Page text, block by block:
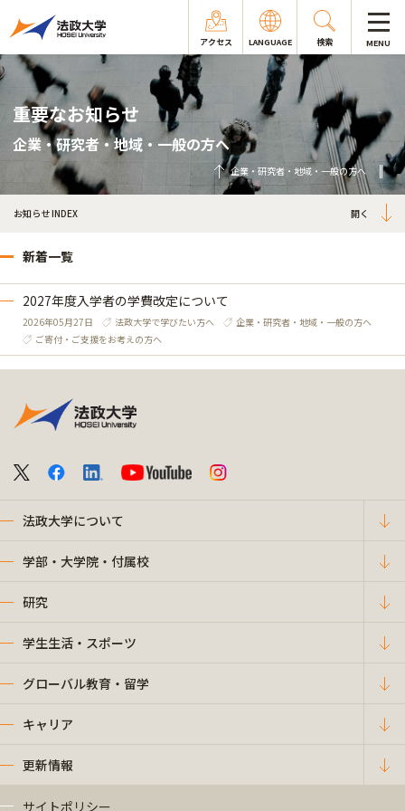
アクセス LANGUAGE 検索 MENU
重要なお知らせ
企業・研究者・地域・一般の方へ
企業・研究者・地域・一般の方へ
お知らせ INDEX
新着一覧
2027年度入学者の学費改定について
2026年05月27日 法政大学で学びたい方へ
企業・研究者・地域・一般の方へ
ご寄付・ご支援をお考えの方へ
法政大学について
学部・大学院・付属校
研究
学生生活・スポーツ
グローバル教育・留学
キャリア
更新情報
サイトポリシー